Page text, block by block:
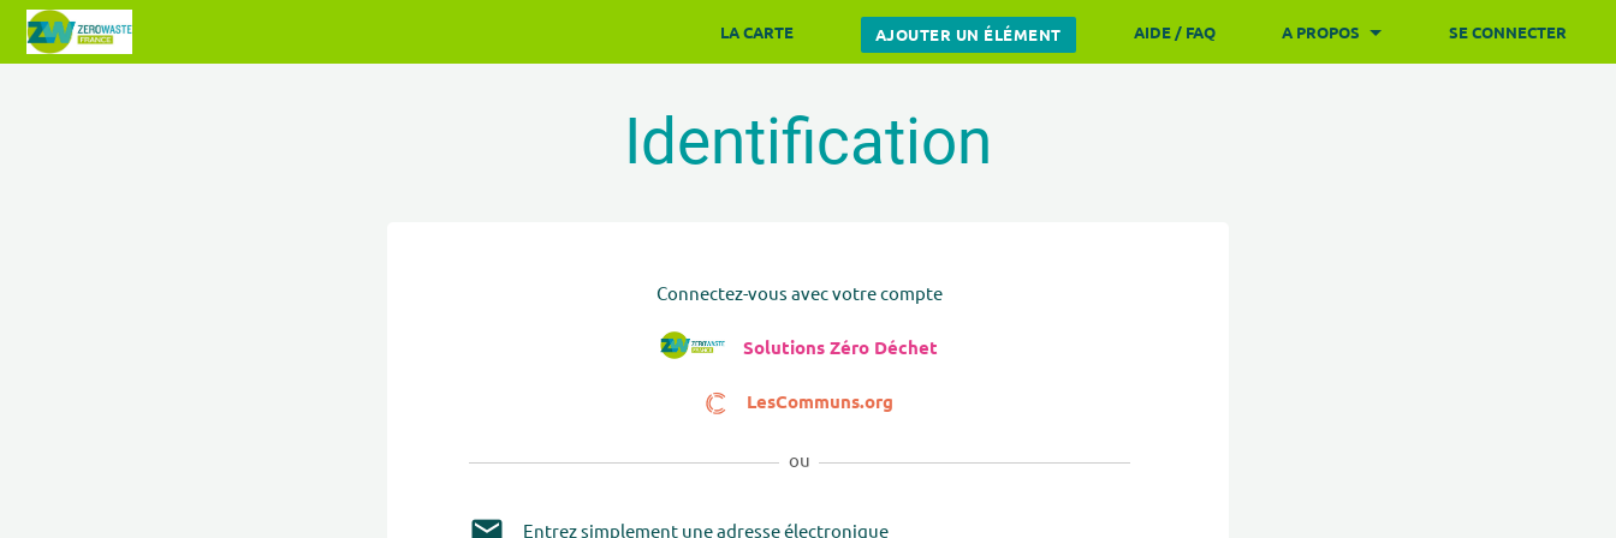
LA CARTE AJOUTER UN ÉLÉMENT AIDE / FAQ A PROPOS SE CONNECTER
Identification
Connectez-vous avec votre compte
Solutions Zéro Déchet
LesCommuns.org
ou